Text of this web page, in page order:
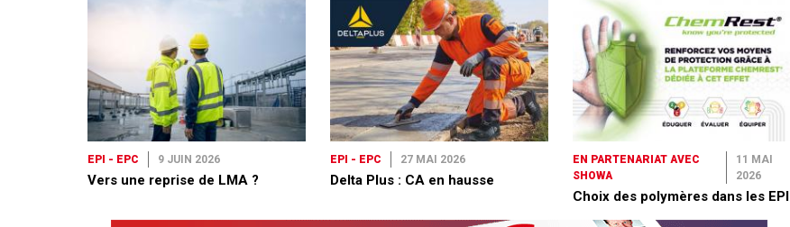
EPI - EPC 9 JUIN 2026
Vers une reprise de LMA ?
EPI - EPC 27 MAI 2026
Delta Plus : CA en hausse
EN PARTENARIAT AVEC
SHOWA
11 MAI
2026
Choix des polymères dans les EPI